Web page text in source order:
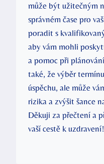
může být užitečným
správném čase pro
poradit s
aby vám mohli
a pomoc při
také, že výběr
úspěchu, ale může
rizika a zvýšit šance
Děkuji za přečtení a
vaší cestě k uzdravení!